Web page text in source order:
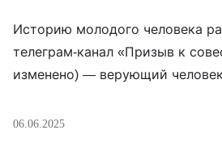
Историю молодого человека
телеграм-канал «Призыв к
изменено) — верующий
Он убеждён, что не может
06.06.2025